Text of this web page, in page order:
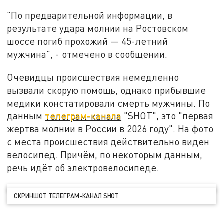
"По предварительной информации, в
результате удара молнии на Ростовском
шоссе погиб прохожий — 45-летний
мужчина", - отмечено в сообщении.
Очевидцы происшествия немедленно
вызвали скорую помощь, однако прибывшие
медики констатировали смерть мужчины. По
данным телеграм-канала "SHOT", это "первая
жертва молнии в России в 2026 году". На фото
с места происшествия действительно виден
велосипед. Причём, по некоторым данным,
речь идёт об электровелосипеде.
СКРИНШОТ ТЕЛЕГРАМ-КАНАЛ SHOT